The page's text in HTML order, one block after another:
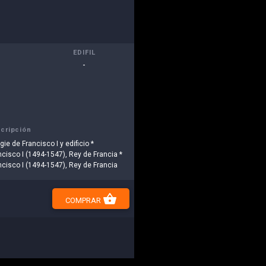
EDIFIL
-
de Francisco I y edificio *
I (1494-1547), Rey de Francia *
I (1494-1547), Rey de Francia
COMPRAR shopping_basket